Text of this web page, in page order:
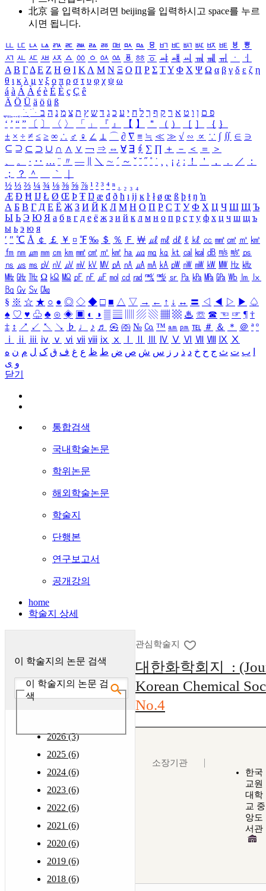
北京 을 입력하시려면 beijing을 입력하시고 space를 누르
시면 됩니다.
ㅥ ㅦ ㅧ ㅨ ㅩ ㅪ ㅫ ㅬ ㅭ ㅮ ㅯ ㅰ ㅱ ㅲ ㅳ ㅴ ㅵ ㅶ ㅷ ㅸ
ㅹ
ㅺ ㅻ ㅼ ㅽ ㅾ ㅿ ㆀ ㆁ ㆂ ㆃ ㆄ ㆅ ㆆ ㆇ ㆈ ㆉ ㆊ ㆋ ㆌ ㆍ
ㆎ
Α Β ΓΔ Ε Ζ Η Θ Ι ΚΛ Μ Ν Ξ Ο Π Ρ Σ ΤΥ Φ Χ Ψ Ω α β γ δ ε ζ η
θ ι κ λ μ ν ξ ο π ρ σ τ υ φ χ ψ ω
á à Á À é è É È ç Ç ê
Ä Ö Ü ä ö ü ß
ִֶֹ ֻּ ׁׂ פ ם ן ו ט א ר ק ף ך ל ח י ע כ ג ד ש ץ ת צ מ נ ה ב
‘ ’ “ ” 〔 〕 〈 〉 「 」 『 』 【 】 ＂ （ ） ［ ］ ｛ ｝
± × ÷ ≠ ≤ ≥ ∞ ∴ ♂ ♀ ∠ ⊥ ⌒ ∂ ∇ ≡ ≒ ≪ ≫ √ ∽ ∝ ∵ ∫ ∬ ∈ ∋
⊆ ⊇ ⊂ ⊃ ∪ ∩ ∧ ∨ ￢ ⇒ ⇔ ∀ ∃ ∮ ∑ ∏ ＋ － ＜ ＝
＞
、
。 · ‥ … ¨ 〃 ― ＼ ∼ ´ ～ ˇ ˘ ˝ ˚ ˙ ¸ ¡ ¿ ː ！ ＇ ， ． ／
：
；
？ ＾ ｀
½ ⅓ ⅔ ¼ ¾ ⅛ ⅜ ⅝ ⅞ ¹ ² ³ ⁴ ⁿ ₁ ₂ ₃ ₄
Æ Ð Ħ Ĳ Ł Ø Œ Þ Ŧ Ŋ æ đ ð ħ ı ĳ ĸ ŀ ł ø œ ß þ ŧ ŋ ŉ
А Б В Г Д Е Ё Ж З И Й К Л М Н О П Р С Т У Ф Х Ц Ч Ш Щ Ъ
Ы Ь Э Ю Я а б в г д е ё ж з и й к л м н о п р с т у ф х ц ч ш щ ъ
ы ь э ю я
′ ″ ℃ Å ￠ ￡ ￥ ¤ ℉ ‰ ＄ ％ Ｆ ￦ ㎕ ㎖ ㎗ ℓ ㎘ ㏄ ㎣ ㎤ ㎥ ㎦
㎙ ㎚ ㎛ ㎜ ㎝ ㎞ ㎟ ㎠ ㎡ ㎢ ㏊ ㎍ ㎎ ㎏ ㏏ ㎈ ㎉ ㏈ ㎧ ㎨ ㎰
㎱ ㎲ ㎳ ㎴ ㎵ ㎶ ㎷ ㎸ ㎹ ㎀ ㎁ ㎂ ㎃ ㎄ ㎺ ㎻ ㎽ ㎾ ㎿ ㎐ ㎑
㎒ ㎓ ㎔ Ω ㏀ ㏁ ㎊ ㎋ ㎌ ㏖ ㏅ ㎭ ㎮ ㎯ ㏛ ㎩ ㎪ ㎫ ㎬ ㏝ ㏐
㏓
㏃ ㏉ ㏜ ㏆
§ ※ ☆ ★ ○ ● ◎ ◇ ◆ □ ■ △ ▽ → ← ↑ ↓ ↔ 〓 ◁ ◀ ▷ ▶ ♤
♠ ♡ ♥ ♧ ♣ ⊙ ◈ ▣ ◐ ◑ ▒ ▤ ▨ ▧ ▦ ▩ ♨ ☏ ☎ ☜ ☞ ¶ †
‡ ↕ ↗ ↙ ↖ ↘ ♭ ♩ ♪ ♬ ㉿ ㈜ № ㏇ ™ ㏂ ㏘ ℡ ＃ ＆ ＊ ＠ ª º
ⅰ
ⅱ ⅲ ⅳ ⅴ ⅵ ⅶ ⅷ ⅸ ⅹ Ⅳ Ⅴ Ⅵ Ⅶ Ⅷ Ⅸ Ⅹ
ب ت ث ج ح خ د ذ ر ز س ش ص ض ط ظ ع غ ف ق ک ل م ن ه
و ی
닫기
통합검색
국내학술논문
학위논문
해외학술논문
학술지
단행본
연구보고서
공개강의
home
학술지 상세
이 학술지의 논문 검색
이 학술지의 논문 검
색
2026 (3)
2025 (6)
2024 (6)
2023 (6)
2022 (6)
2021 (6)
2020 (6)
2019 (6)
2018 (6)
관심학술지
대한화학회지 :
Korean Chemical
No.4
소장기관
한국
교원
대학
교 중
앙도
서관